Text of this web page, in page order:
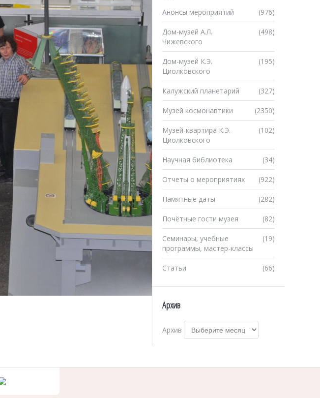
(976)
Анонсы мероприятий
(498)
Дом-музей А.Л.
Чижевского
(195)
Дом-музей К.Э.
Циолковского
(327)
Калужский планетарий
(2350)
Музей космонавтики
(102)
Музей-квартира К.Э.
Циолковского
(34)
Научная библиотека
(922)
Отчеты о мероприятиях
(282)
Памятные даты
(82)
Почётные гости музея
(19)
Семинары, учебные
программы, мастер-классы
(66)
Статьи
Архив
Архив